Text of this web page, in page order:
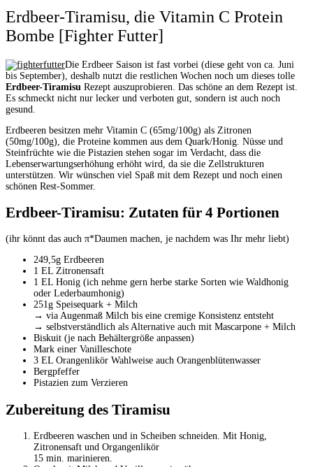
Erdbeer-Tiramisu, die Vitamin C Protein
Bombe [Fighter Futter]
Die Erdbeer Saison ist fast vorbei (diese geht von ca. Juni
bis September), deshalb nutzt die restlichen Wochen noch um dieses tolle
Erdbeer-Tiramisu Rezept auszuprobieren. Das schöne an dem Rezept ist.
Es schmeckt nicht nur lecker und verboten gut, sondern ist auch noch
gesund.
Erdbeeren besitzen mehr Vitamin C (65mg/100g) als Zitronen
(50mg/100g), die Proteine kommen aus dem Quark/Honig. Nüsse und
Steinfrüchte wie die Pistazien stehen sogar im Verdacht, dass die
Lebenserwartungserhöhung erhöht wird, da sie die Zellstrukturen
unterstützen. Wir wünschen viel Spaß mit dem Rezept und noch einen
schönen Rest-Sommer.
Erdbeer-Tiramisu: Zutaten für 4 Portionen
(ihr könnt das auch π*Daumen machen, je nachdem was Ihr mehr liebt)
249,5g Erdbeeren
1 EL Zitronensaft
1 EL Honig (ich nehme gern herbe starke Sorten wie Waldhonig
oder Lederbaumhonig)
251g Speisequark + Milch
→ via Augenmaß Milch bis eine cremige Konsistenz entsteht
→ selbstverständlich als Alternative auch mit Mascarpone + Milch
Biskuit (je nach Behältergröße anpassen)
Mark einer Vanilleschote
3 EL Orangenlikör Wahlweise auch Orangenblütenwasser
Bergpfeffer
Pistazien zum Verzieren
Zubereitung des Tiramisu
Erdbeeren waschen und in Scheiben schneiden. Mit Honig,
Zitronensaft und Organgenlikör
15 min. marinieren.